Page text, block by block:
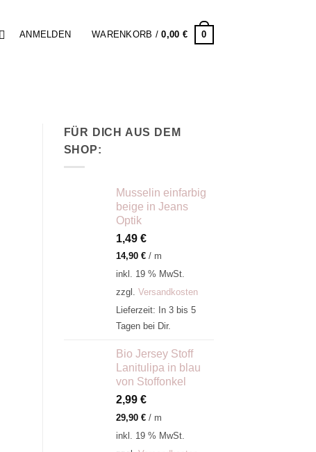
ANMELDEN WARENKORB /0,00 € 0
FÜR DICH AUS DEM
SHOP:
Musselin einfarbig
beige in Jeans
Optik
1,49 €
14,90 €/ m
inkl. 19 % MwSt.
zzgl. Versandkosten
Lieferzeit:
In 3 bis 5
Tagen bei Dir.
Bio Jersey Stoff
Lanitulipa in blau
von Stoffonkel
2,99 €
29,90 €/ m
inkl. 19 % MwSt.